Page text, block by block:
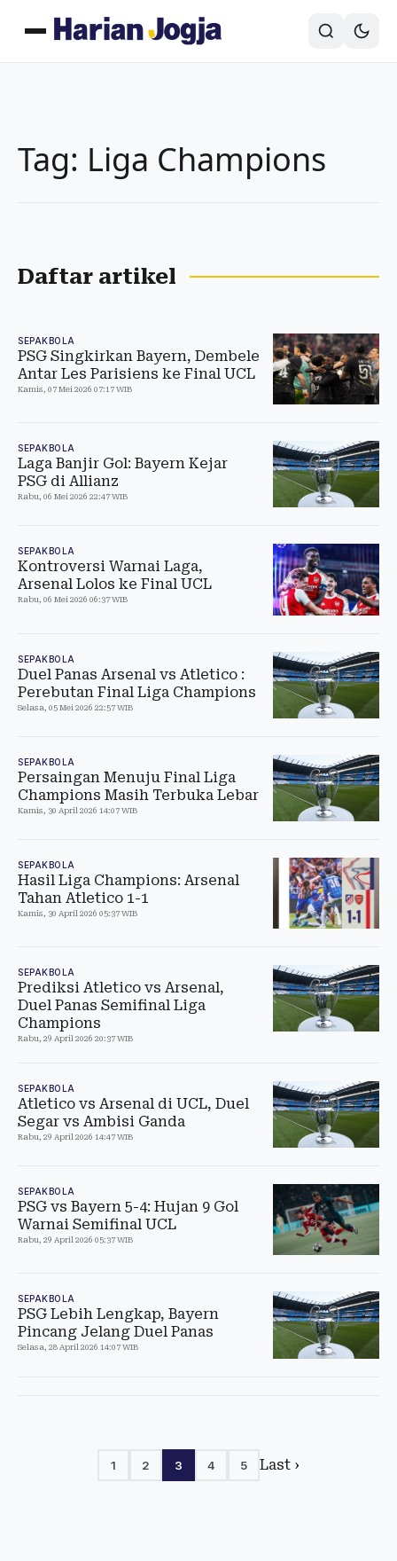
Tag: Liga Champions
Daftar artikel
SEPAKBOLA
PSG Singkirkan Bayern, Dembele
Antar Les Parisiens ke Final UCL
Kamis, 07 Mei 2026 07:17 WIB
SEPAKBOLA
Laga Banjir Gol: Bayern Kejar
PSG di Allianz
Rabu, 06 Mei 2026 22:47 WIB
SEPAKBOLA
Kontroversi Warnai Laga,
Arsenal Lolos ke Final UCL
Rabu, 06 Mei 2026 06:37 WIB
SEPAKBOLA
Duel Panas Arsenal vs Atletico :
Perebutan Final Liga Champions
Selasa, 05 Mei 2026 22:57 WIB
SEPAKBOLA
Persaingan Menuju Final Liga
Champions Masih Terbuka Lebar
Kamis, 30 April 2026 14:07 WIB
SEPAKBOLA
Hasil Liga Champions: Arsenal
Tahan Atletico 1-1
Kamis, 30 April 2026 05:37 WIB
SEPAKBOLA
Prediksi Atletico vs Arsenal,
Duel Panas Semifinal Liga
Champions
Rabu, 29 April 2026 20:37 WIB
SEPAKBOLA
Atletico vs Arsenal di UCL, Duel
Segar vs Ambisi Ganda
Rabu, 29 April 2026 14:47 WIB
SEPAKBOLA
PSG vs Bayern 5-4: Hujan 9 Gol
Warnai Semifinal UCL
Rabu, 29 April 2026 05:37 WIB
SEPAKBOLA
PSG Lebih Lengkap, Bayern
Pincang Jelang Duel Panas
Selasa, 28 April 2026 14:07 WIB
1 2 3 4 5 Last ›